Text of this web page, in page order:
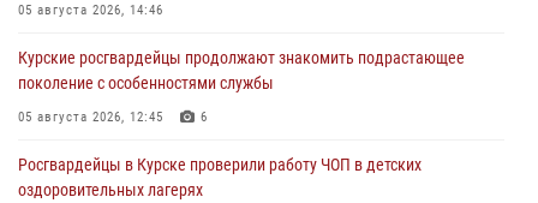
05 августа 2026, 14:46
Курские росгвардейцы продолжают знакомить подрастающее
поколение с особенностями службы
05 августа 2026, 12:45 6
Росгвардейцы в Курске проверили работу ЧОП в детских
оздоровительных лагерях